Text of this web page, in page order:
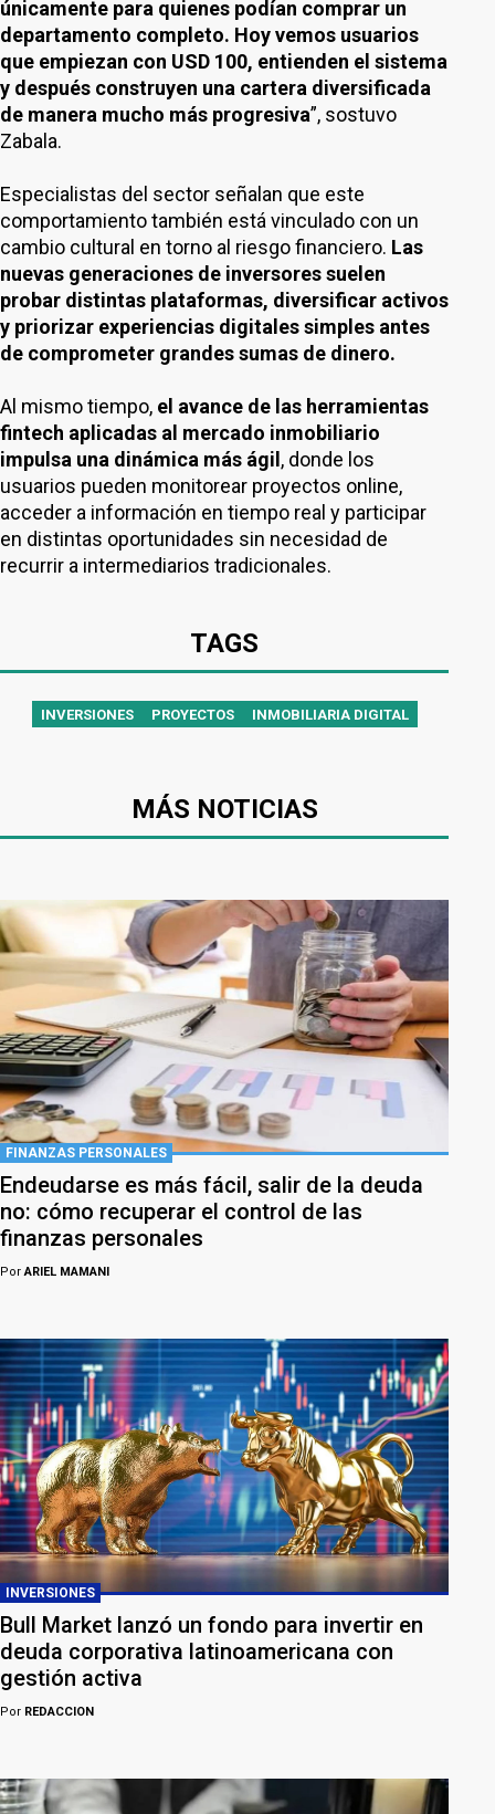
únicamente para quienes podían comprar un
departamento completo. Hoy vemos usuarios
que empiezan con USD 100, entienden el sistema
y después construyen una cartera diversificada
de manera mucho más progresiva”, sostuvo
Zabala.
Especialistas del sector señalan que este
comportamiento también está vinculado con un
cambio cultural en torno al riesgo financiero. Las
nuevas generaciones de inversores suelen
probar distintas plataformas, diversificar activos
y priorizar experiencias digitales simples antes
de comprometer grandes sumas de dinero.
Al mismo tiempo, el avance de las herramientas
fintech aplicadas al mercado inmobiliario
impulsa una dinámica más ágil , donde los
usuarios pueden monitorear proyectos online,
acceder a información en tiempo real y participar
en distintas oportunidades sin necesidad de
recurrir a intermediarios tradicionales.
TAGS
INVERSIONES PROYECTOS INMOBILIARIA DIGITAL
MÁS NOTICIAS
FINANZAS PERSONALES
Endeudarse es más fácil, salir de la deuda
no: cómo recuperar el control de las
finanzas personales
PorARIEL MAMANI
INVERSIONES
Bull Market lanzó un fondo para invertir en
deuda corporativa latinoamericana con
gestión activa
Por REDACCION